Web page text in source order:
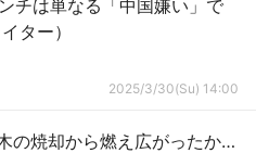
チは単なる「中国嫌い」で
ター）
2025/3/30(Su) 14:00
の焼却から燃え広がったか…